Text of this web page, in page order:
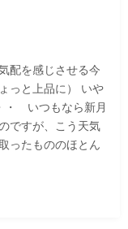
配を感じさせる今
っと上品に） いや
・ いつもなら新月
ですが、こう天気
ったもののほとん